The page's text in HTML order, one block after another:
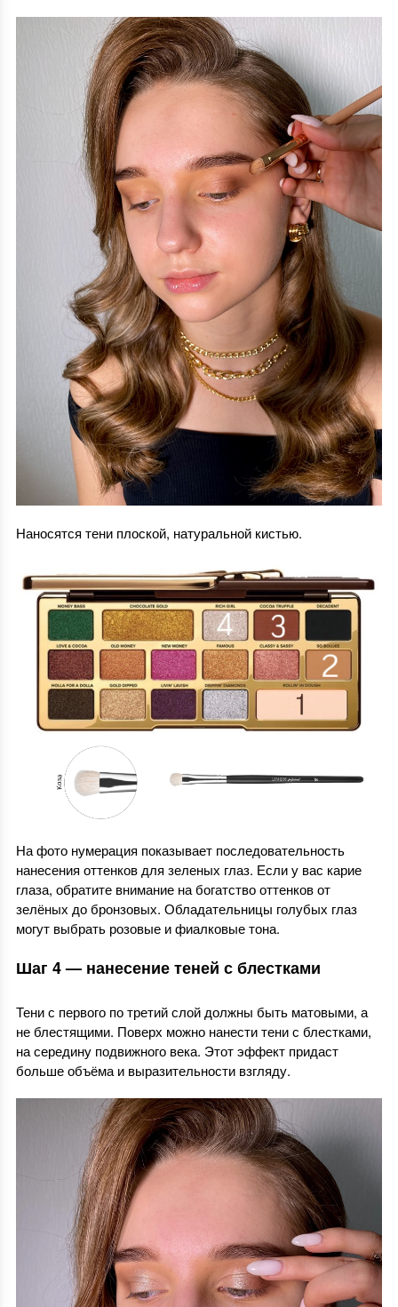
Наносятся тени плоской, натуральной кистью.
На фото нумерация показывает последовательность
нанесения оттенков для зеленых глаз. Если у вас карие
глаза, обратите внимание на богатство оттенков от
зелёных до бронзовых. Обладательницы голубых глаз
могут выбрать розовые и фиалковые тона.
Шаг 4 — нанесение теней с блестками
Тени с первого по третий слой должны быть матовыми, а
не блестящими. Поверх можно нанести тени с блестками,
на середину подвижного века. Этот эффект придаст
больше объёма и выразительности взгляду.